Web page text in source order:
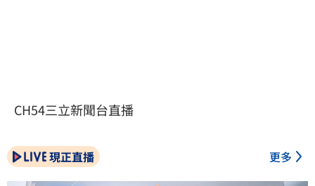
CH54三立新聞台直播
現正直播 更多